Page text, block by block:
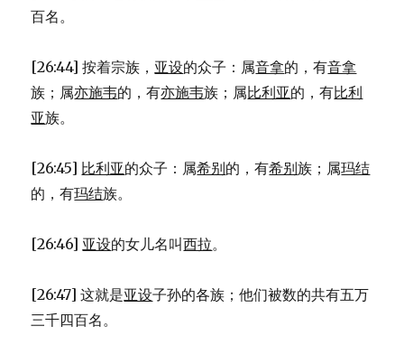
百名。
[26:44] 按着宗族， 亚设的众子：属音拿的，有音拿
族；属亦施韦的，有亦施韦族；属比利亚的，有比利
亚族。
[26:45] 比利亚的众子：属希别的，有希别族；属玛结
的，有玛结族。
[26:46] 亚设的女儿名叫西拉。
[26:47] 这就是亚设子孙的各族；他们被数的共有五万
三千四百名。